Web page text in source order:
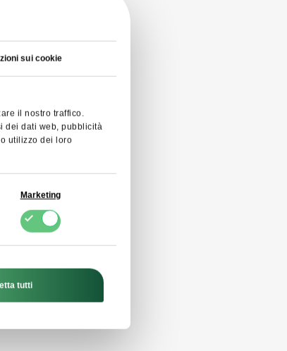
sui cookie
il nostro traffico.
dei dati web, pubblicità
utilizzo dei loro
Marketing
tutti
il
finiti.